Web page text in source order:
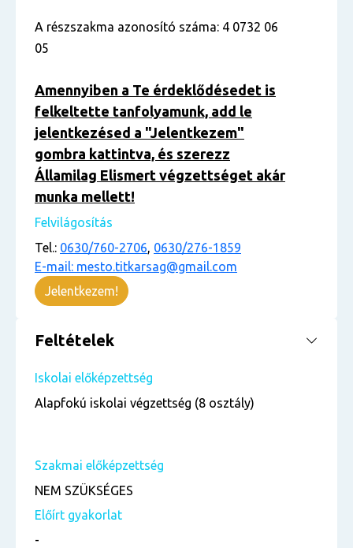
A részszakma azonosító száma: 4 0732 06
05
Amennyiben a Te érdeklődésedet is
felkeltette tanfolyamunk, add le
jelentkezésed a "Jelentkezem"
gombra kattintva, és szerezz
Államilag Elismert végzettséget akár
munka mellett!
Felvilágosítás
Tel.: 0630/760-2706, 0630/276-1859
E-mail: mesto.titkarsag@gmail.com
Jelentkezem!
Feltételek
Iskolai előképzettség
Alapfokú iskolai végzettség (8 osztály)
Szakmai előképzettség
NEM SZÜKSÉGES
Előírt gyakorlat
-